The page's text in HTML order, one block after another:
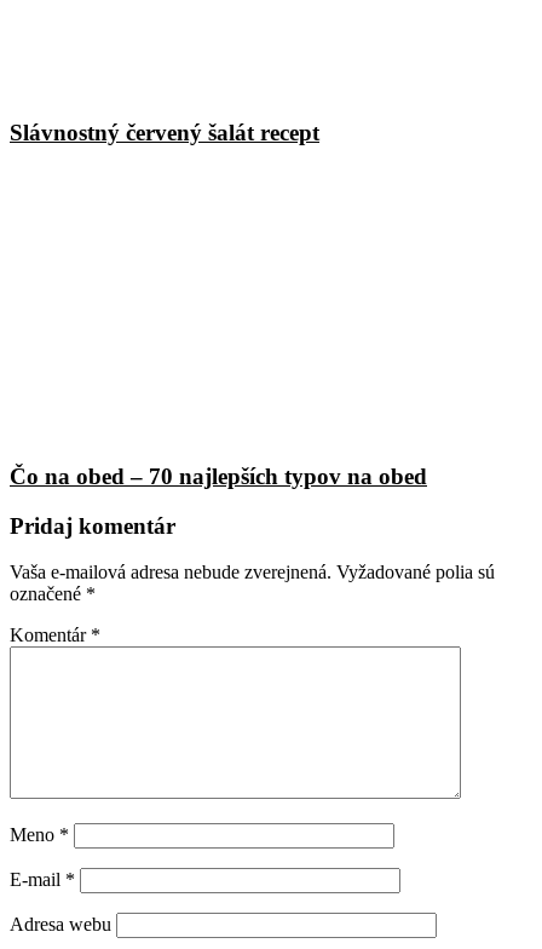
Slávnostný červený šalát recept
Čo na obed – 70 najlepších typov na obed
Pridaj komentár
Vaša e-mailová adresa nebude zverejnená. Vyžadované polia sú
označené *
Komentár *
Meno *
E-mail *
Adresa webu